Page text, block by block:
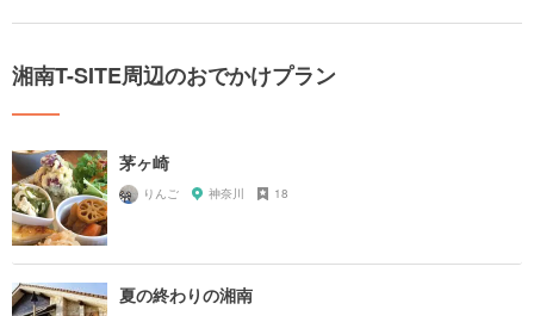
湘南T-SITE周辺のおでかけプラン
茅ヶ崎
りんご 神奈川 18
夏の終わりの湘南